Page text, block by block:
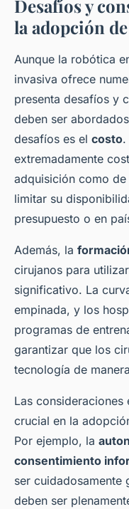
Desafíos y
la adopción
Aunque la robótica
invasiva ofrece
presenta desafíos y
deben ser
desafíos es el costo.
extremadamente
adquisición como
limitar su
presupuesto o en
Además, la
cirujanos para
significativo. La
empinada, y los
programas de
garantizar que los
tecnología de
Las consideraciones
crucial en la
Por ejemplo, la
consentimiento
ser cuidadosamente
deben ser